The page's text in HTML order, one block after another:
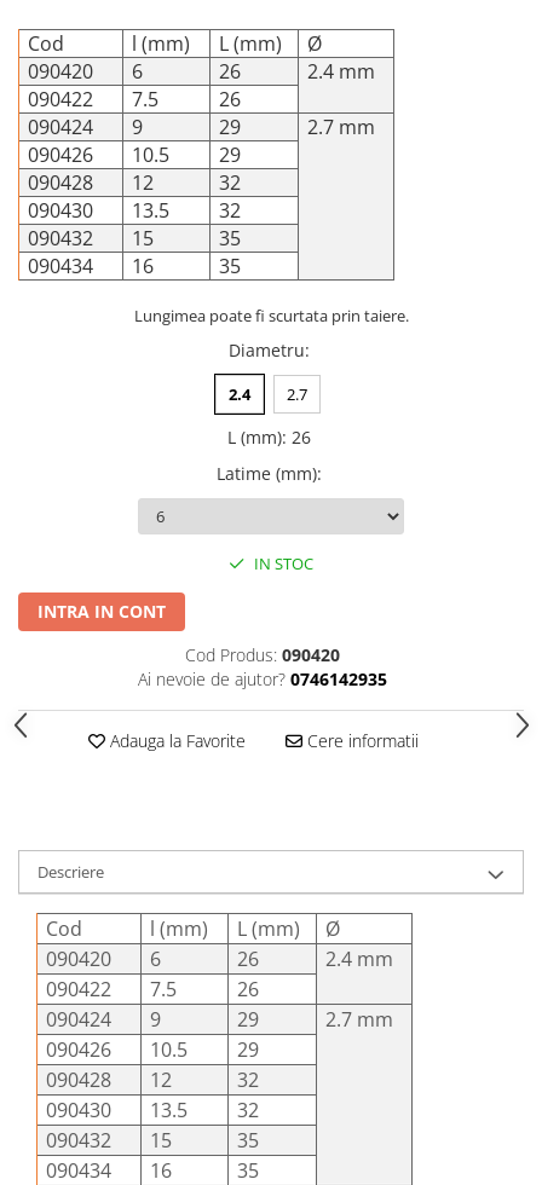
Forceps Reducere & Fixatori
Motoare Ortopedie
Mulare Placi
Pensa si Forceps
Port ac
Surubelnite
Tarod
Tintire (Aiming)
Set Instrumentar Ortopedie
Șuruburi Corticale
Șuruburi Locking
Șuruburi TORX Locking
Placi Blocate 2.7
Placi Blocate 3.5
Placi DHCP
Placi Neblocate 1.5
Placi Neblocate 2.0
Placi Neblocate 2.4
Placi Neblocate 2.7
Suruburi Blocate TORX
Suruburi Canulate Herbert
Suruburi Corticale
Suruburi Spongie
Cod l (mm) L (mm)
Ø
090420
6 26
2.4 mm
090422
7.5
26
090424
9 29
2.7 mm
090426
10.5
29
090428
12
32
090430
13.5
32
090432
15
35
090434
16 35
Lungimea poate fi scurtata prin taiere.
Diametru:
2.4 2.7
L (mm): 26
Latime (mm):
IN STOC
INTRA IN CONT
Cod Produs: 090420
Ai nevoie de ajutor? 0746142935
Adauga la Favorite Cere informatii
Descriere
Cod l (mm) L (mm)
Ø
090420
6 26
2.4 mm
090422
7.5
26
090424
9 29
2.7 mm
090426
10.5
29
090428
12
32
090430
13.5
32
090432
15
35
090434
16 35